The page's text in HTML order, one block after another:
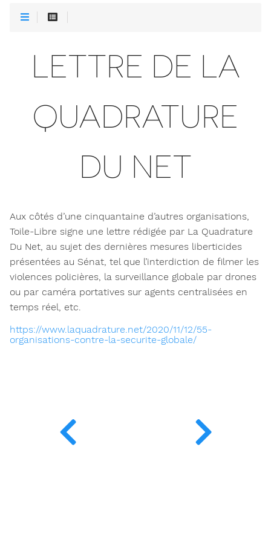
LETTRE DE LA
QUADRATURE
DU NET
Aux côtés d’une cinquantaine d’autres organisations,
Toile-Libre signe une lettre rédigée par La Quadrature
Du Net, au sujet des dernières mesures liberticides
présentées au Sénat, tel que l’interdiction de filmer les
violences policières, la surveillance globale par drones
ou par caméra portatives sur agents centralisées en
temps réel, etc.
https://www.laquadrature.net/2020/11/12/55-
organisations-contre-la-securite-globale/